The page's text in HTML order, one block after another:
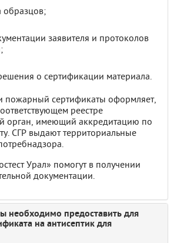
образцов;
заявителя и протоколов
о сертификации материала.
пожарный сертификаты оформляет,
реестре
орган, имеющий аккредитацию по
СГР выдают территориальные
Урал» помогут в получении
документации.
необходимо предоставить для
на антисептик для